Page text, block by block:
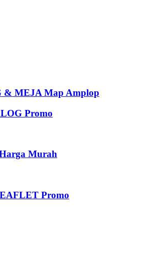
& MEJA Map Amplop
Promo
Murah
Promo